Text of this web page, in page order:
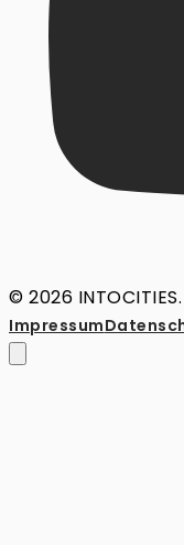
© 2026
Impressum